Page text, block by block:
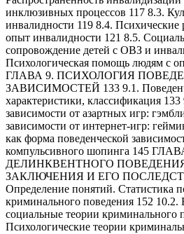
инклюзивных процессов 117 8.3.
инвалидности 119 8.4. Психические
опыт инвалидности 121 8.5.
сопровождение детей с ОВЗ и
Психологическая помощь людям с
ГЛАВА 9. ПСИХОЛОГИЯ
ЗАВИСИМОСТЕЙ 133 9.1.
характеристики, классификация
зависимости от азартных игр:
зависимости от интернет-игр:
как форма поведенческой
компульсивного шопинга 145
ДЕЛИНКВЕНТНОГО
ЗАКЛЮЧЕНИЯ И ЕГО
Определение понятий. Статистика
криминального поведения 152 10.2.
социальные теории криминального
Психологические теории